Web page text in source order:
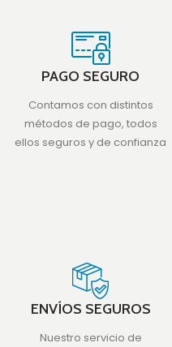
PAGO SEGURO
Contamos con distintos
métodos de pago, todos
ellos seguros y de confianza
ENVÍOS SEGUROS
Nuestro servicio de